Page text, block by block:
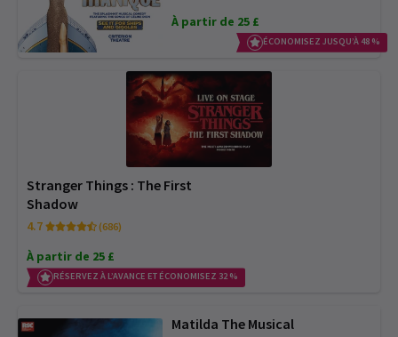
À partir de 25 £
ÉCONOMISEZ JUSQU’À 48 %
Stranger Things : The First
Shadow
4.7 (686)
À partir de 25 £
RÉSERVEZ À L’AVANCE ET ÉCONOMISEZ 32 %
Matilda The Musical